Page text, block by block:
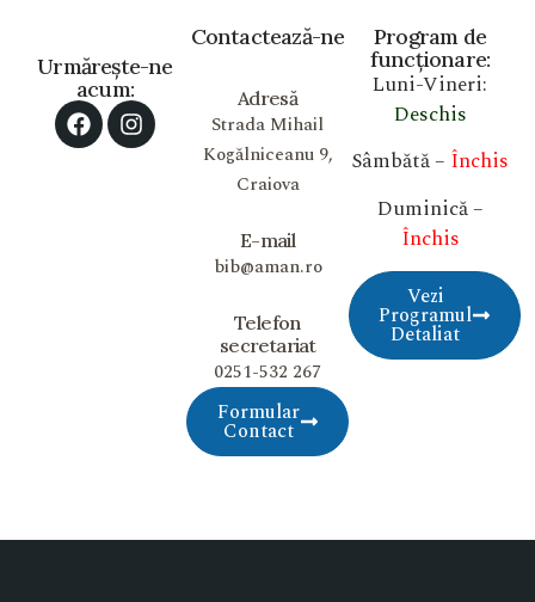
Program de
funcționare:
Luni-Vineri:
Deschis
Sâmbătă – Închis
Duminică –
Închis
Vezi
Programul
Detaliat
Contactează-ne
Adresă
Strada Mihail
Kogălniceanu 9,
Craiova
E-mail
bib@aman.ro
Telefon
secretariat
0251-532 267
Formular
Contact
Urmărește-ne
acum: